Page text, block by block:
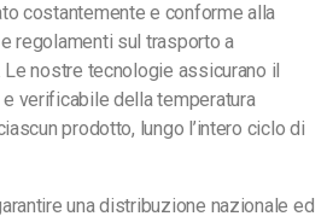
costantemente e conforme alla
regolamenti sul trasporto a
nostre tecnologie assicurano il
verificabile della temperatura
prodotto, lungo l’intero ciclo di
una distribuzione nazionale ed